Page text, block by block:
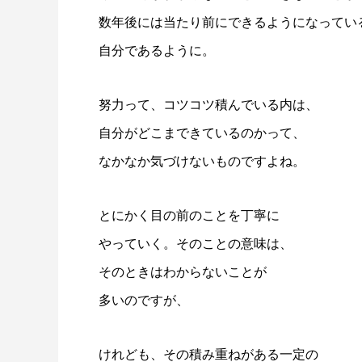
数年後には当たり前にできるようになってい
自分であるように。
努力って、コツコツ積んでいる内は、
自分がどこまできているのかって、
なかなか気づけないものですよね。
とにかく目の前のことを丁寧に
やっていく。そのことの意味は、
そのときはわからないことが
多いのですが、
けれども、その積み重ねがある一定の